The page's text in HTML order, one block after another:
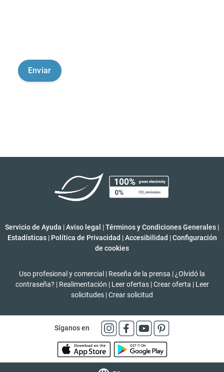
Servicio de Ayuda |Aviso legal |Términos y Condiciones Generales |
Estadísticas | Política de Privacidad | Accesibilidad | Configuración
de cookies
Uso profesional y comercial | Reseña de la prensa | ¿Olvidó la
contraseña? | Realimentación | Leer ofertas | Crear oferta | Leer
solicitudes |Crear solicitud
Síganos en